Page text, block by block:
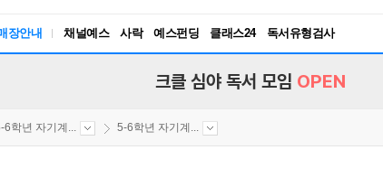
장안내 채널예스 사락 예스펀딩 클래스24
독서유형검사
RBTI Lab
크클 심야 독서 모임 OPEN
6학년 자기계... 5-6학년 자기계...